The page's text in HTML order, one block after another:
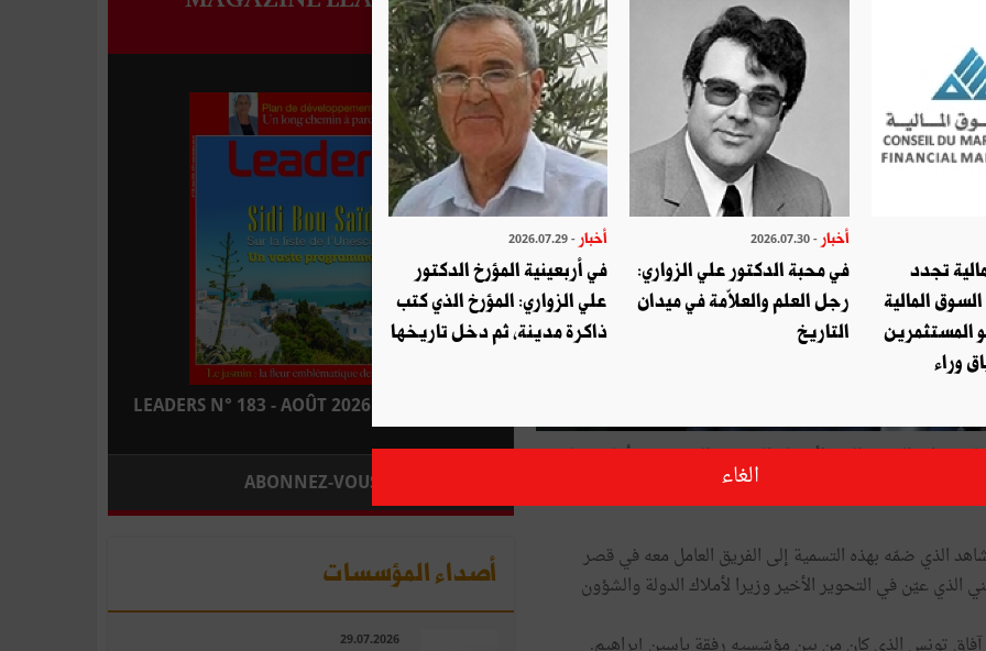
نوّاب الشعب الثقة لأعضاء الحكومة الجدد حتّى أعلنت رئاسة
الذي ضمّه بهذه التسمية إلى الفريق العامل معه في قصر
عيّن في التحوير الأخير وزيرا لأملاك الدولة والشؤون
LEADERS N° 183 - AOÛT 2026 : EN KIOSQUE
ABONNEZ-VOUS
أصداء المؤسسات
29.07.2026
تجدد
المالية
المستثمرين
وراء
أخبار - 2026.07.30
في محبة الدكتور علي الزواري:
رجل العلم والعلاّمة في ميدان
التاريخ
أخبار - 2026.07.29
في أربعينية المؤرخ الدكتور
علي الزواري: المؤرخ الذي كتب
ذاكرة مدينة، ثم دخل تاريخها
الغاء